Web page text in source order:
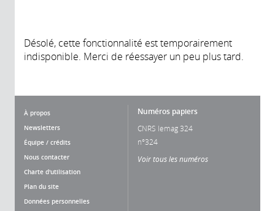
Désolé, cette fonctionnalité est temporairement
indisponible. Merci de réessayer un peu plus tard.
À propos
Newsletters
Équipe / crédits
Nous contacter
Charte d'utilisation
Plan du site
Données personnelles
Numéros papiers
CNRS lemag 324
n°324
Voir tous les numéros